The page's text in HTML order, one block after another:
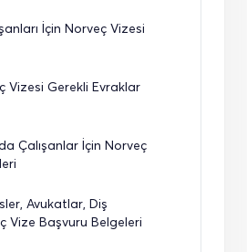
İçin Norveç Vizesi
Vizesi Gerekli Evraklar
Çalışanlar İçin Norveç
Avukatlar, Diş
Vize Başvuru Belgeleri